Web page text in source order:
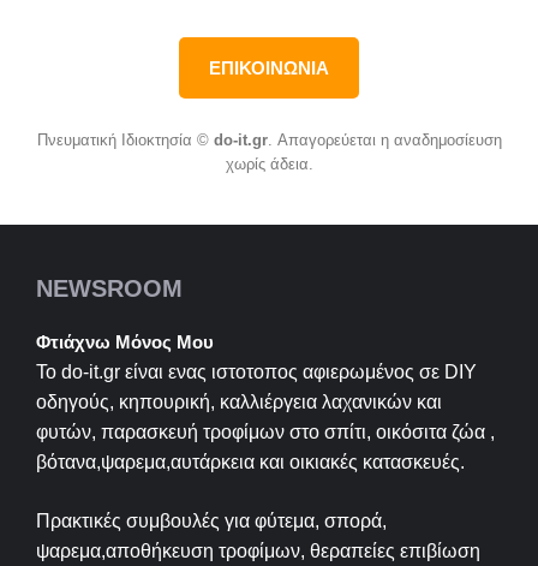
ΕΠΙΚΟΙΝΩΝΙΑ
Πνευματική Ιδιοκτησία © do-it.gr. Απαγορεύεται η αναδημοσίευση
χωρίς άδεια.
NEWSROOM
Φτιάχνω Μόνος Μου
Το do-it.gr είναι ενας ιστοτοπος αφιερωμένος σε DIY
οδηγούς, κηπουρική, καλλιέργεια λαχανικών και
φυτών, παρασκευή τροφίμων στο σπίτι, οικόσιτα ζώα ,
βότανα,ψαρεμα,αυτάρκεια και οικιακές κατασκευές.
Πρακτικές συμβουλές για φύτεμα, σπορά,
ψαρεμα,αποθήκευση τροφίμων, θεραπείες επιβίωση